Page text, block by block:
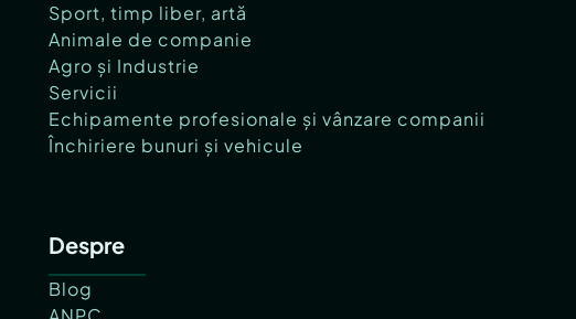
Sport, timp liber, artă
Animale de companie
Agro și Industrie
Servicii
Echipamente profesionale și vânzare companii
Închiriere bunuri și vehicule
Despre
Blog